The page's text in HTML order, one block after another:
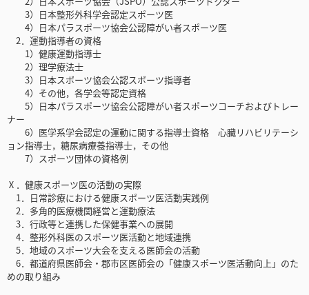
3）日本整形外科学会認定スポーツ医
4）日本パラスポーツ協会公認障がい者スポーツ医
2．運動指導者の資格
1）健康運動指導士
2）理学療法士
3）日本スポーツ協会公認スポーツ指導者
4）その他，各学会等認定資格
5）日本パラスポーツ協会公認障がい者スポーツコーチおよびトレー
ナー
6）医学系学会認定の運動に関する指導士資格 心臓リハビリテーシ
ョン指導士，糖尿病療養指導士，その他
7）スポーツ団体の資格例
Ⅹ．健康スポーツ医の活動の実際
1．日常診療における健康スポーツ医活動実践例
2．多角的医療機関経営と運動療法
3．行政等と連携した保健事業への展開
4．整形外科医のスポーツ医活動と地域連携
5．地域のスポーツ大会を支える医師会の活動
6．都道府県医師会・郡市区医師会の「健康スポーツ医活動向上」のた
めの取り組み